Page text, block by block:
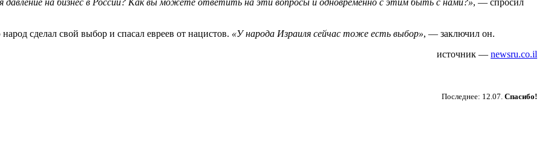
давление на бизнес в России? Как вы можете ответить на эти вопросы и одновременно с этим быть с нами?», — спросил
сделал свой выбор и спасал евреев от нацистов. «У народа Израиля сейчас тоже есть выбор», — заключил он.
источник — newsru.co.il
Последнее: 12.07. Спасибо!